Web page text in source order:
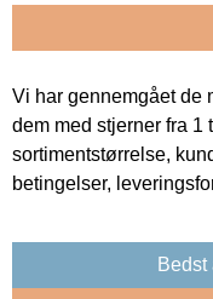
Vi har gennemgået de
dem med stjerner fra 1
sortimentstørrelse,
betingelser,
Bedst